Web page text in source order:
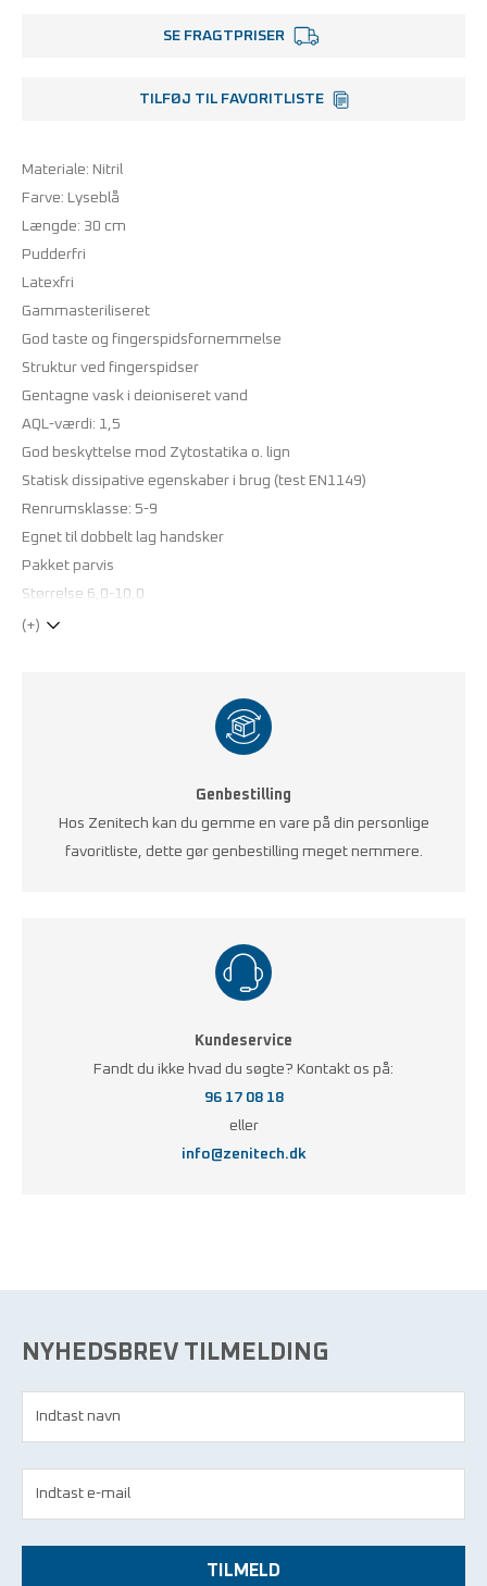
SE FRAGTPRISER
TILFØJ TIL FAVORITLISTE
Materiale: Nitril
Farve: Lyseblå
Længde: 30 cm
Pudderfri
Latexfri
Gammasteriliseret
God taste og fingerspidsfornemmelse
Struktur ved fingerspidser
Gentagne vask i deioniseret vand
AQL-værdi: 1,5
God beskyttelse mod Zytostatika o. lign
Statisk dissipative egenskaber i brug (test EN1149)
Renrumsklasse: 5-9
Egnet til dobbelt lag handsker
Pakket parvis
Størrelse 6,0-10,0
(+)
Genbestilling
Hos Zenitech kan du gemme en vare på din personlige
favoritliste, dette gør genbestilling meget nemmere.
Kundeservice
Fandt du ikke hvad du søgte? Kontakt os på:
96 17 08 18
eller
info@zenitech.dk
NYHEDSBREV TILMELDING
TILMELD